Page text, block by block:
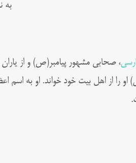
به
، صحابی مشهور پیامبر(ص) و از
او را از اهل بیت خود خواند. او به اسم